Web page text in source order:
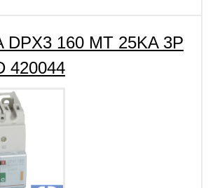
DPX3 160 MT 25KA 3P
420044